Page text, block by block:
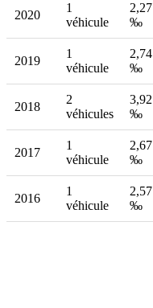
2020
1
véhicule
2,27
‰
2019
1
véhicule
2,74
‰
2018
2
véhicules
3,92
‰
2017
1
véhicule
2,67
‰
2016
1
véhicule
2,57
‰